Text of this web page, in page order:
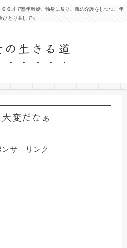
６才で塾年離婚、独身に戻り、親の介護をしつつ、年
ひとり暮しです
の生きる道
変だなぁ
ンサーリンク